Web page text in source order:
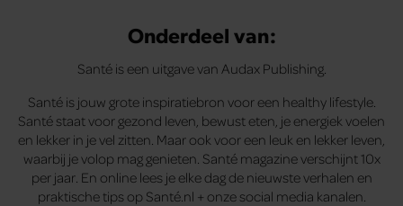
Onderdeel van:
Santé is een uitgave van Audax Publishing.
Santé is jouw grote inspiratiebron voor een healthy lifestyle.
Santé staat voor gezond leven, bewust eten, je energiek voelen
en lekker in je vel zitten. Maar ook voor een leuk en lekker leven,
waarbij je volop mag genieten. Santé magazine verschijnt 10x
per jaar. En online lees je elke dag de nieuwste verhalen en
praktische tips op Santé.nl + onze social media kanalen.